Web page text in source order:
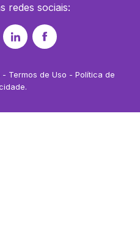
redes sociais:
- Termos de Uso - Política de
.